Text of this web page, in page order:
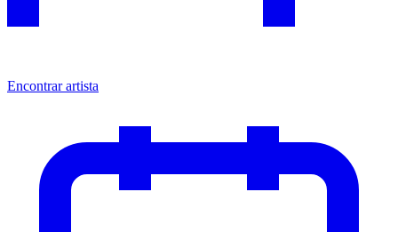
Encontrar artista